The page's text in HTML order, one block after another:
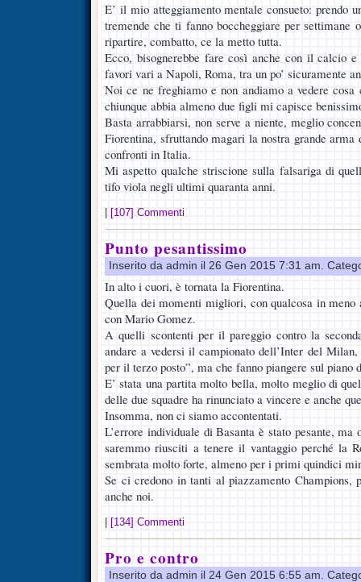
E’ il mio atteggiamento mentale consueto: prendo
tremende che ti fanno boccheggiare per settimane
ripartire, combatto, ce la metto tutta.
Ecco, bisognerebbe fare così anche con il calcio
favori vari a Napoli, Roma, tra un po’ sicuramente
Noi ce ne freghiamo e non andiamo a vedere
chiunque abbia almeno due figli mi capisce
Basta arrabbiarsi, non serve a niente, meglio
Fiorentina, sfruttando magari la nostra grande arma
confronti in Italia.
Mi aspetto qualche striscione sulla falsariga di
tifo viola negli ultimi quaranta anni.
[107] Commenti
Punto pesantissimo
Inserito da admin il 26 Gen 2015 7:31 am.
In alto i cuori, è tornata la Fiorentina.
Quella dei momenti migliori, con qualcosa in meno
con Mario Gomez.
A quelli scontenti per il pareggio contro la
andare a vedersi il campionato dell’Inter del
per il terzo posto”, ma che fanno piangere sul piano
E’ stata una partita molto bella, molto meglio di
delle due squadre ha rinunciato a vincere e anche
Insomma, non ci siamo accontentati.
L’errore individuale di Basanta è stato pesante, ma
saremmo riusciti a tenere il vantaggio perché la
sembrata molto forte, almeno per i primi quindici
Se ci credono in tanti al piazzamento Champions,
anche noi.
[134] Commenti
Pro e contro
Inserito da admin il 24 Gen 2015 6:55 am.